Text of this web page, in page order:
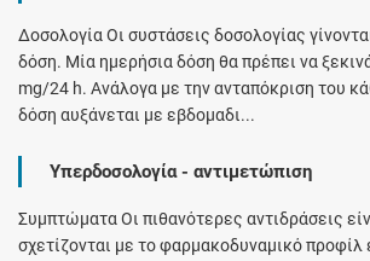
Δοσολογία Οι συστάσεις δοσολογίας
δόση. Μία ημερήσια δόση θα πρέπει να
mg/24 h. Ανάλογα με την ανταπόκριση του
δόση αυξάνεται με εβδομαδι...
Υπερδοσολογία - αντιμετώπιση
Συμπτώματα Οι πιθανότερες αντιδράσεις
σχετίζονται με το φαρμακοδυναμικό προφίλ